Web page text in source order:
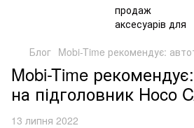
Блог Mobi-Time рекомендує:
Mobi-Time
на підголовник Hoco
13 липня 2022